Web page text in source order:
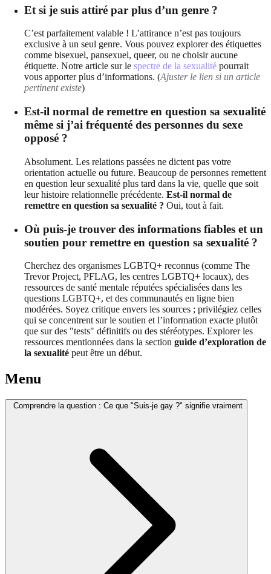
Et si je suis attiré par plus d’un genre ?
C’est parfaitement valable ! L’attirance n’est pas toujours
exclusive à un seul genre. Vous pouvez explorer des étiquettes
comme bisexuel, pansexuel, queer, ou ne choisir aucune
étiquette. Notre article sur le spectre de la sexualité pourrait
vous apporter plus d’informations. (Ajuster le lien si un article
pertinent existe)
Est-il normal de remettre en question sa sexualité
même si j’ai fréquenté des personnes du sexe
opposé ?
Absolument. Les relations passées ne dictent pas votre
orientation actuelle ou future. Beaucoup de personnes remettent
en question leur sexualité plus tard dans la vie, quelle que soit
leur histoire relationnelle précédente. Est-il normal de
remettre en question sa sexualité ? Oui, tout à fait.
Où puis-je trouver des informations fiables et un
soutien pour remettre en question sa sexualité ?
Cherchez des organismes LGBTQ+ reconnus (comme The
Trevor Project, PFLAG, les centres LGBTQ+ locaux), des
ressources de santé mentale réputées spécialisées dans les
questions LGBTQ+, et des communautés en ligne bien
modérées. Soyez critique envers les sources ; privilégiez celles
qui se concentrent sur le soutien et l’information exacte plutôt
que sur des "tests" définitifs ou des stéréotypes. Explorer les
ressources mentionnées dans la section guide d’exploration de
la sexualité peut être un début.
Menu
Comprendre la question : Ce que "Suis-je gay ?" signifie vraiment